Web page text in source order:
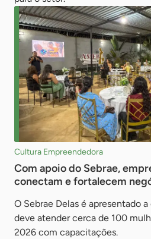
Cultura Empreendedora
Com apoio do Sebrae,
conectam e fortalecem
O Sebrae Delas é apresentado
deve atender cerca de 100
2026 com capacitações.